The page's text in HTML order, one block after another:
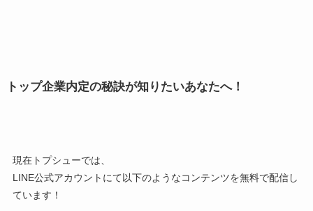
トップ企業内定の秘訣が知りたいあなたへ！
現在トプシューでは、
LINE公式アカウントにて以下のようなコンテンツを無料で配信し
ています！